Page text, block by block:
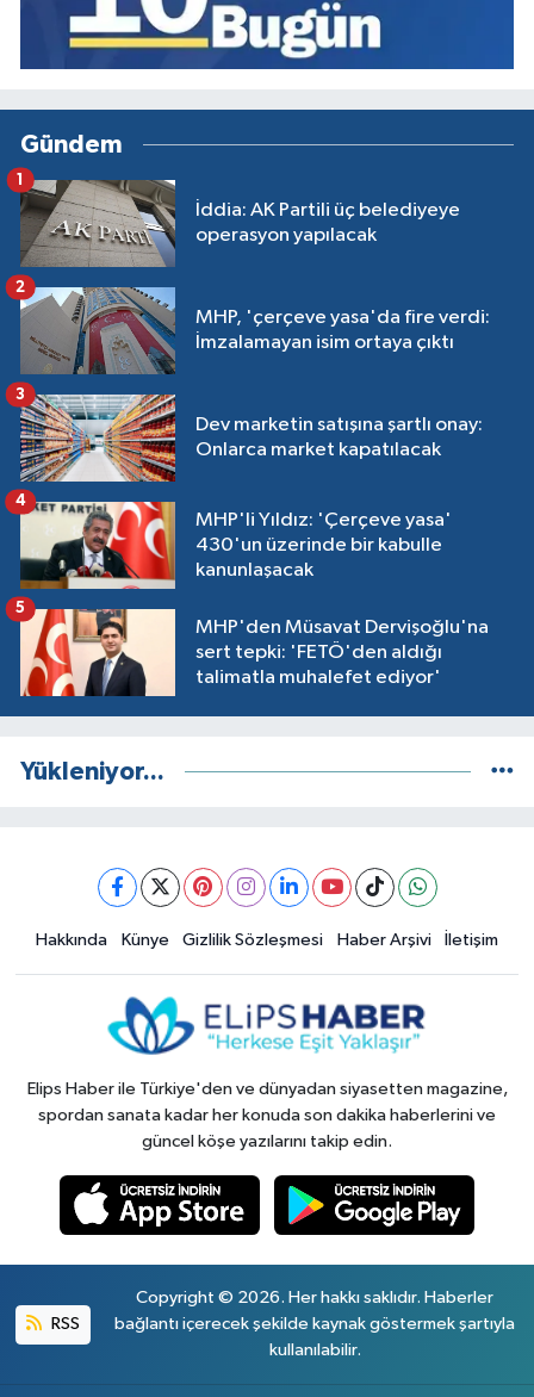
Gündem
İddia: AK Partili üç belediyeye
operasyon yapılacak
1
MHP, 'çerçeve yasa'da fire verdi:
İmzalamayan isim ortaya çıktı
2
Dev marketin satışına şartlı onay:
Onlarca market kapatılacak
3
MHP'li Yıldız: 'Çerçeve yasa'
430'un üzerinde bir kabulle
kanunlaşacak
4
MHP'den Müsavat Dervişoğlu'na
sert tepki: 'FETÖ'den aldığı
talimatla muhalefet ediyor'
5
Yükleniyor...
Hakkında Künye Gizlilik Sözleşmesi Haber Arşivi İletişim
Elips Haber ile Türkiye'den ve dünyadan siyasetten magazine,
spordan sanata kadar her konuda son dakika haberlerini ve
güncel köşe yazılarını takip edin.
RSS
Copyright © 2026. Her hakkı saklıdır. Haberler
bağlantı içerecek şekilde kaynak göstermek şartıyla
kullanılabilir.